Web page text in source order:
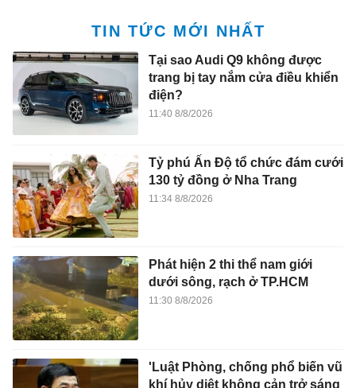
TIN TỨC MỚI NHẤT
Tại sao Audi Q9 không được
trang bị tay nắm cửa điều khiển
điện?
11:40 8/8/2026
Tỷ phú Ấn Độ tổ chức đám cưới
130 tỷ đồng ở Nha Trang
11:34 8/8/2026
Phát hiện 2 thi thể nam giới
dưới sông, rạch ở TP.HCM
11:30 8/8/2026
'Luật Phòng, chống phổ biến vũ
khí hủy diệt không cản trở sáng